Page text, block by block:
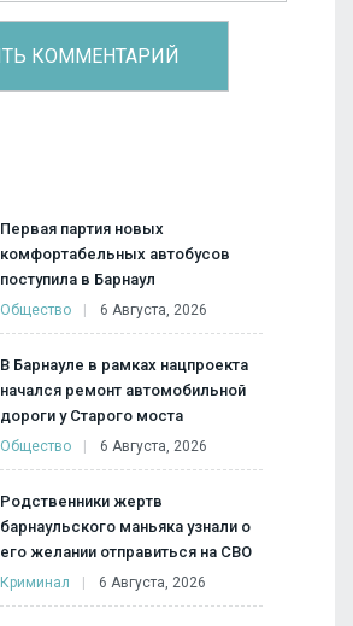
Первая партия новых
комфортабельных автобусов
поступила в Барнаул
Общество 6 Августа, 2026
В Барнауле в рамках нацпроекта
начался ремонт автомобильной
дороги у Старого моста
Общество 6 Августа, 2026
Родственники жертв
барнаульского маньяка узнали о
его желании отправиться на СВО
Криминал 6 Августа, 2026